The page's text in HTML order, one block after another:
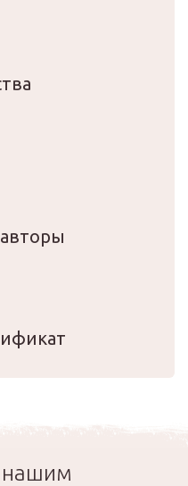
нашим